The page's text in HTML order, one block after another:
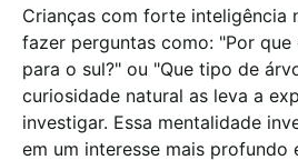
Crianças com forte inteligência
fazer perguntas como: "Por que
para o sul?" ou "Que tipo de
curiosidade natural as leva a
investigar. Essa mentalidade
em um interesse mais